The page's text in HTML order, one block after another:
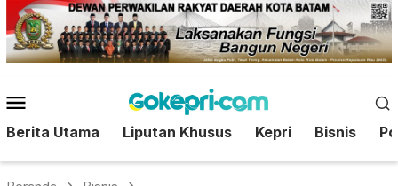
Loncat
ke
konten
Mobile
Berita Utama Liputan Khusus Kepri Bisnis